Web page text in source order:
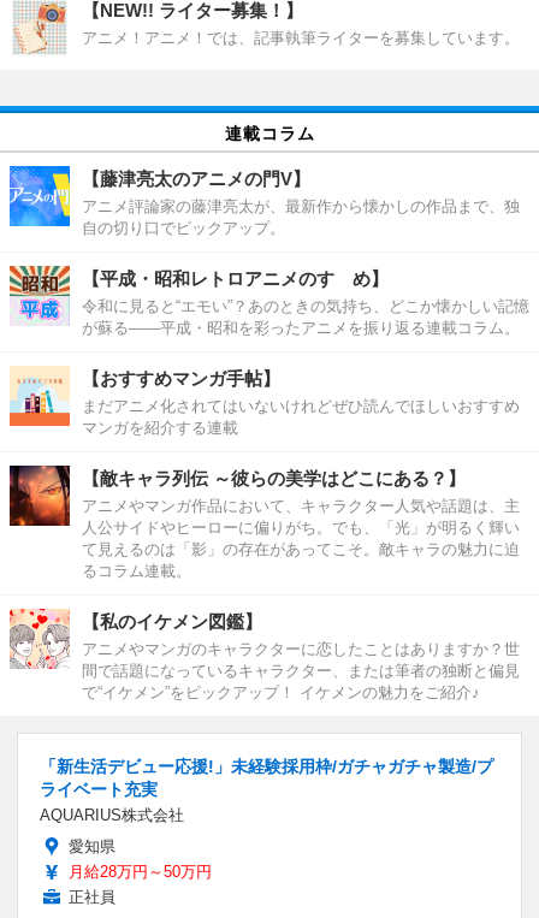
【NEW!! ライター募集！】
アニメ！アニメ！では、記事執筆ライターを募集しています。
連載コラム
【藤津亮太のアニメの門V】
アニメ評論家の藤津亮太が、最新作から懐かしの作品まで、独
自の切り口でピックアップ。
【平成・昭和レトロアニメのすゝめ】
令和に見ると“エモい”？あのときの気持ち、どこか懐かしい記憶
が蘇る――平成・昭和を彩ったアニメを振り返る連載コラム。
【おすすめマンガ手帖】
まだアニメ化されてはいないけれどぜひ読んでほしいおすすめ
マンガを紹介する連載
【敵キャラ列伝 ～彼らの美学はどこにある？】
アニメやマンガ作品において、キャラクター人気や話題は、主
人公サイドやヒーローに偏りがち。でも、「光」が明るく輝い
て見えるのは「影」の存在があってこそ。敵キャラの魅力に迫
るコラム連載。
【私のイケメン図鑑】
アニメやマンガのキャラクターに恋したことはありますか？世
間で話題になっているキャラクター、または筆者の独断と偏見
で“イケメン”をピックアップ！ イケメンの魅力をご紹介♪
「新生活デビュー応援!」未経験採用枠/ガチャガチャ製造/プ
ライベート充実
AQUARIUS株式会社
愛知県
月給28万円～50万円
正社員